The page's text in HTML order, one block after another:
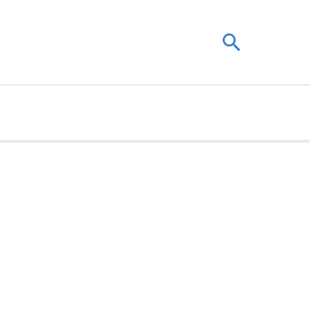
Zoeken